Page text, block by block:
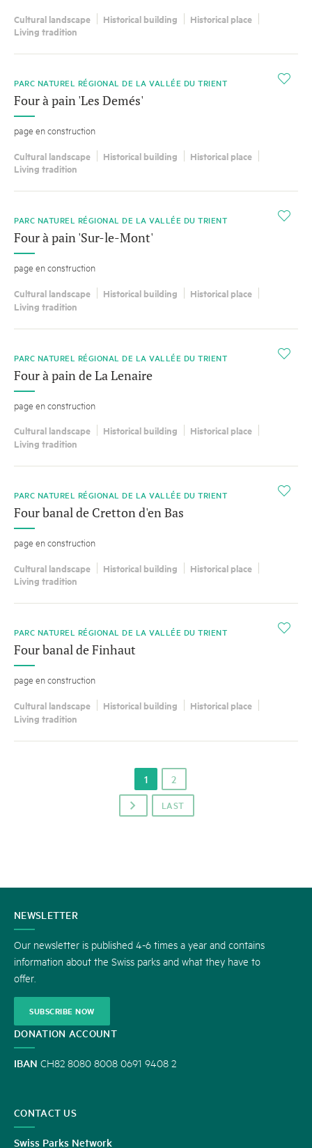
Cultural landscape Historical building
Historical place
Living tradition
i
PARC NATUREL RÉGIONAL DE LA VALLÉE DU TRIENT
Four à pain 'Les Demés'
page en construction
Cultural landscape Historical building
Historical place
Living tradition
i
PARC NATUREL RÉGIONAL DE LA VALLÉE DU TRIENT
Four à pain 'Sur-le-Mont'
page en construction
Cultural landscape Historical building
Historical place
Living tradition
i
PARC NATUREL RÉGIONAL DE LA VALLÉE DU TRIENT
Four à pain de La Lenaire
page en construction
Cultural landscape Historical building
Historical place
Living tradition
i
PARC NATUREL RÉGIONAL DE LA VALLÉE DU TRIENT
Four banal de Cretton d'en Bas
page en construction
Cultural landscape Historical building
Historical place
Living tradition
i
PARC NATUREL RÉGIONAL DE LA VALLÉE DU TRIENT
Four banal de Finhaut
page en construction
Cultural landscape Historical building
Historical place
Living tradition
p LAST
1 2
CONTACT
US
NEWSLETTER
Our newsletter is published 4-6 times a year and contains
information about the Swiss parks and what they have to
offer.
SUBSCRIBE NOW
DONATION ACCOUNT
IBAN CH82 8080 8008 0691 9408 2
CONTACT US
Swiss Parks Network